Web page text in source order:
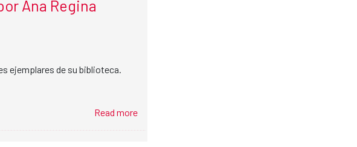
Ana Regina
ejemplares de su biblioteca.
Read more